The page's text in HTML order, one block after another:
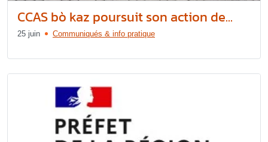
CCAS bò kaz poursuit son action de...
25 juin Communiqués & info pratique